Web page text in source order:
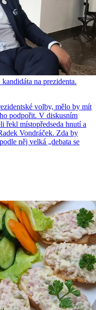
na prezidenta.
volby, mělo by mít
podpořit. V diskusním
řekl místopředseda hnutí a
Vondráček. Zda by
něj velká „debata se